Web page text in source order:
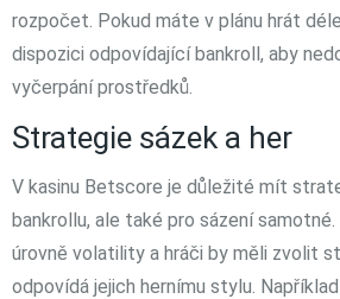
rozpočet. Pokud máte v plánu hrát
dispozici odpovídající bankroll, aby
vyčerpání prostředků.
Strategie sázek a her
V kasinu Betscore je důležité mít
bankrollu, ale také pro sázení samotné.
úrovně volatility a hráči by měli zvolit
odpovídá jejich hernímu stylu.